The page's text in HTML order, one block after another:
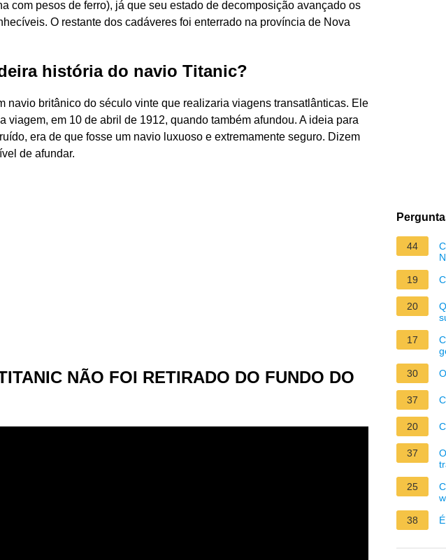
com pesos de ferro), já que seu estado de decomposição avançado os
O restante dos cadáveres foi enterrado na província de Nova
história do navio Titanic?
navio britânico do século vinte que realizaria viagens transatlânticas. Ele
viagem, em 10 de abril de 1912, quando também afundou. A ideia para
era de que fosse um navio luxuoso e extremamente seguro. Dizem
de afundar.
NÃO FOI RETIRADO DO FUNDO DO
44
19
20
17
30
37
20
37
25
38